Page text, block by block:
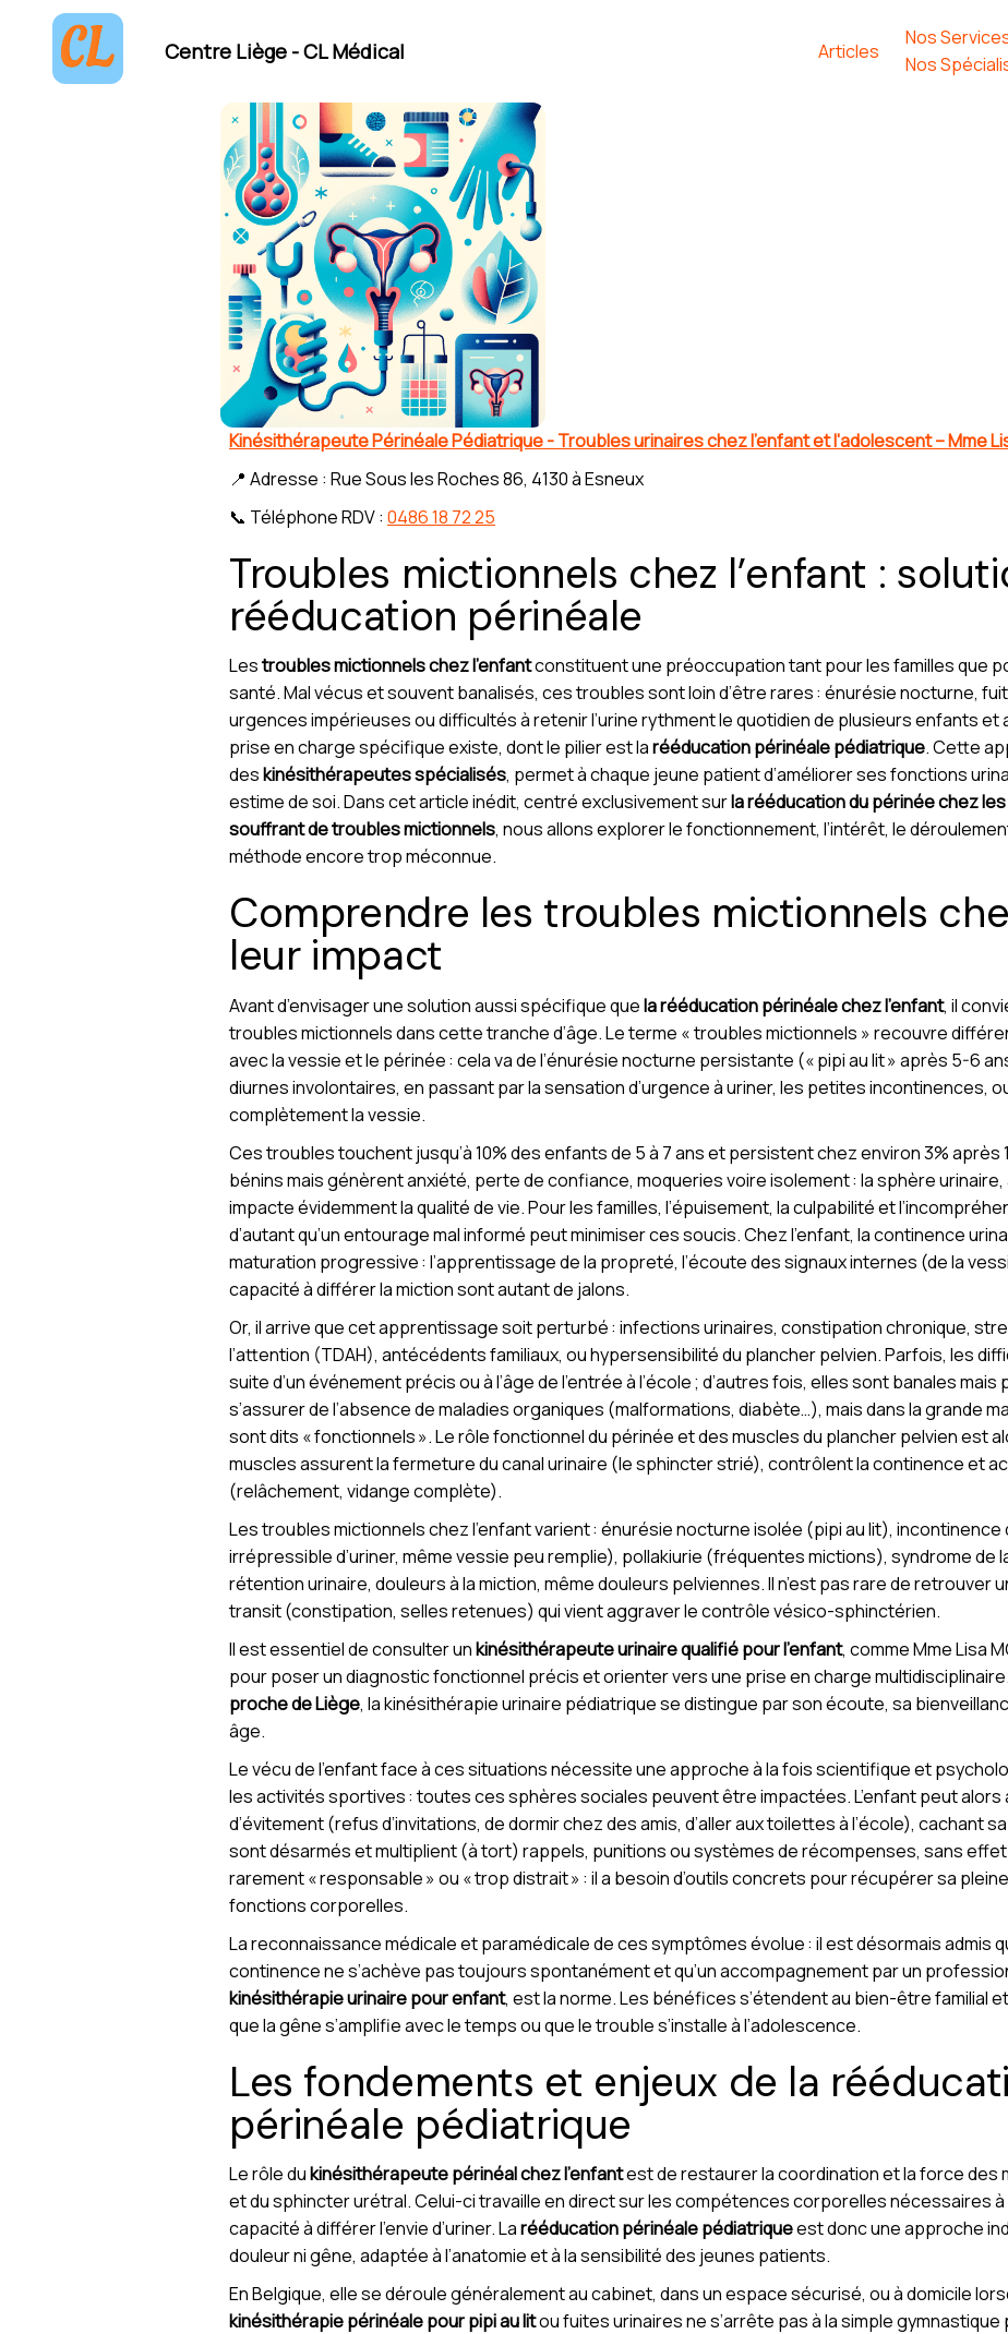
Centre Liège - CL Médical Articles
Nos
Nos
Kinésithérapeute Périnéale Pédiatrique - Troubles urinaires chez l'enfant et l'adolescent – Mme
📍 Adresse : Rue Sous les Roches 86, 4130 à Esneux
📞 Téléphone RDV : 0486 18 72 25
Troubles mictionnels chez l’enfant :
rééducation périnéale
Lestroubles mictionnels chez l’enfantconstituent une préoccupation tant pour les familles que
santé. Mal vécus et souvent banalisés, ces troubles sont loin d’être rares : énurésie nocturne,
urgences impérieuses ou difficultés à retenir l’urine rythment le quotidien de plusieurs enfants
prise en charge spécifique existe, dont le pilier est larééducation périnéale pédiatrique. Cette
deskinésithérapeutes spécialisés, permet à chaque jeune patient d’améliorer ses fonctions
estime de soi. Dans cet article inédit, centré exclusivement surla rééducation du périnée chez
souffrant de troubles mictionnels, nous allons explorer le fonctionnement, l’intérêt, le
méthode encore trop méconnue.
Comprendre les troubles mictionnels
leur impact
Avant d’envisager une solution aussi spécifique quela rééducation périnéale chez l’enfant, il
troubles mictionnels dans cette tranche d’âge. Le terme « troubles mictionnels » recouvre
avec la vessie et le périnée : cela va de l’énurésie nocturne persistante (« pipi au lit » après 5-6
diurnes involontaires, en passant par la sensation d’urgence à uriner, les petites incontinences,
complètement la vessie.
Ces troubles touchent jusqu’à 10% des enfants de 5 à 7 ans et persistent chez environ 3% après
bénins mais génèrent anxiété, perte de confiance, moqueries voire isolement : la sphère urinaire,
impacte évidemment la qualité de vie. Pour les familles, l’épuisement, la culpabilité et
d’autant qu’un entourage mal informé peut minimiser ces soucis. Chez l’enfant, la continence
maturation progressive : l’apprentissage de la propreté, l’écoute des signaux internes (de la
capacité à différer la miction sont autant de jalons.
Or, il arrive que cet apprentissage soit perturbé : infections urinaires, constipation chronique,
l’attention (TDAH), antécédents familiaux, ou hypersensibilité du plancher pelvien. Parfois, les
suite d’un événement précis ou à l’âge de l’entrée à l’école ; d’autres fois, elles sont banales
s’assurer de l’absence de maladies organiques (malformations, diabète…), mais dans la grande
sont dits « fonctionnels ». Le rôle fonctionnel du périnée et des muscles du plancher pelvien est
muscles assurent la fermeture du canal urinaire (le sphincter strié), contrôlent la continence et
(relâchement, vidange complète).
Les troubles mictionnels chez l’enfant varient : énurésie nocturne isolée (pipi au lit),
irrépressible d’uriner, même vessie peu remplie), pollakiurie (fréquentes mictions), syndrome de
rétention urinaire, douleurs à la miction, même douleurs pelviennes. Il n’est pas rare de retrouver
transit (constipation, selles retenues) qui vient aggraver le contrôle vésico-sphinctérien.
Il est essentiel de consulter unkinésithérapeute urinaire qualifié pour l’enfant, comme Mme Lisa
pour poser un diagnostic fonctionnel précis et orienter vers une prise en charge
proche de Liège, la kinésithérapie urinaire pédiatrique se distingue par son écoute, sa
âge.
Le vécu de l'enfant face à ces situations nécessite une approche à la fois scientifique et
les activités sportives : toutes ces sphères sociales peuvent être impactées. L’enfant peut
d’évitement (refus d’invitations, de dormir chez des amis, d’aller aux toilettes à l’école), cachant
sont désarmés et multiplient (à tort) rappels, punitions ou systèmes de récompenses, sans effet
rarement « responsable » ou « trop distrait » : il a besoin d’outils concrets pour récupérer sa
fonctions corporelles.
La reconnaissance médicale et paramédicale de ces symptômes évolue : il est désormais admis
continence ne s’achève pas toujours spontanément et qu’un accompagnement par un
kinésithérapie urinaire pour enfant, est la norme. Les bénéfices s’étendent au bien-être familial
que la gêne s’amplifie avec le temps ou que le trouble s’installe à l’adolescence.
Les fondements et enjeux de la
périnéale pédiatrique
Le rôle dukinésithérapeute périnéal chez l’enfantest de restaurer la coordination et la force des
et du sphincter urétral. Celui-ci travaille en direct sur les compétences corporelles nécessaires à
capacité à différer l’envie d’uriner. Larééducation périnéale pédiatriqueest donc une approche
douleur ni gêne, adaptée à l’anatomie et à la sensibilité des jeunes patients.
En Belgique, elle se déroule généralement au cabinet, dans un espace sécurisé, ou à domicile
kinésithérapie périnéale pour pipi au litou fuites urinaires ne s’arrête pas à la simple gymnastique